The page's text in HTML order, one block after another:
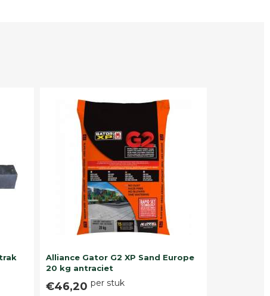
Alliance Gator G2 XP Sand Europe
20 kg antraciet
€46,20 per stuk